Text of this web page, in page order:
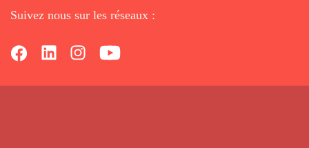
Suivez nous sur les réseaux :